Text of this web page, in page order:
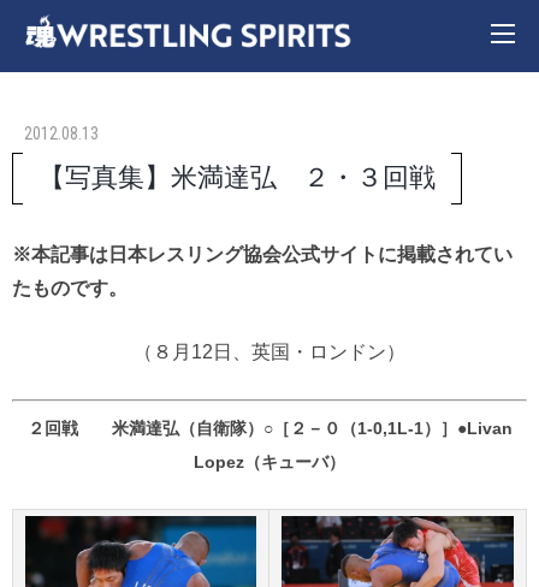
2012.08.13
【写真集】米満達弘 ２・３回戦
※本記事は日本レスリング協会公式サイトに掲載されてい
たものです。
（８月12日、英国・ロンドン）
２回戦 米満達弘（自衛隊）○［２－０（1-0,1L-1）］●Livan
Lopez（キューバ）